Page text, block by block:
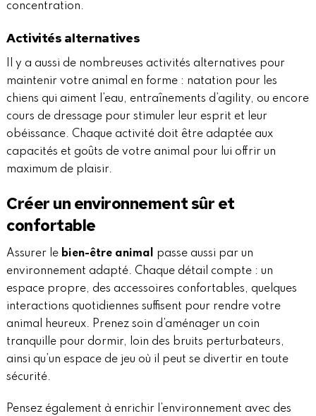
concentration.
Activités alternatives
Il y a aussi de nombreuses activités alternatives pour
maintenir votre animal en forme : natation pour les
chiens qui aiment l’eau, entraînements d’agility, ou encore
cours de dressage pour stimuler leur esprit et leur
obéissance. Chaque activité doit être adaptée aux
capacités et goûts de votre animal pour lui offrir un
maximum de plaisir.
Créer un environnement sûr et
confortable
Assurer le bien-être animal
passe aussi par un
environnement adapté. Chaque détail compte : un
espace propre, des accessoires confortables, quelques
interactions quotidiennes suffisent pour rendre votre
animal heureux. Prenez soin d’aménager un coin
tranquille pour dormir, loin des bruits perturbateurs,
ainsi qu’un espace de jeu où il peut se divertir en toute
sécurité.
Pensez également à enrichir l’environnement avec des